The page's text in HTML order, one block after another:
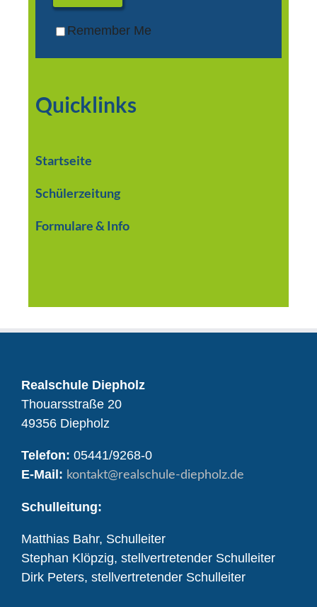
Remember Me
Quicklinks
Startseite
Schülerzeitung
Formulare & Info
Realschule Diepholz
Thouarsstraße 20
49356 Diepholz
Telefon: 05441/9268-0
E-Mail: kontakt@realschule-diepholz.de
Schulleitung:
Matthias Bahr, Schulleiter
Stephan Klöpzig, stellvertretender Schulleiter
Dirk Peters, stellvertretender Schulleiter